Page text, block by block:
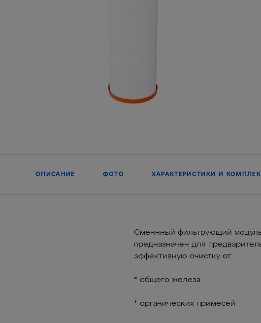
ОПИСАНИЕ ФОТО ХАРАКТЕРИСТИКИ И
Сменнный фильтрующий
предназначен для
эффективную очистку от:
* общего железа
* органических примесей